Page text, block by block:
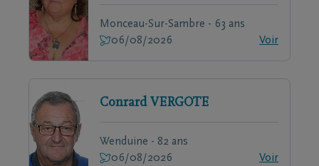
Monceau-Sur-Sambre - 63 ans
06/08/2026
Voir
Conrard VERGOTE
Wenduine - 82 ans
06/08/2026
Voir